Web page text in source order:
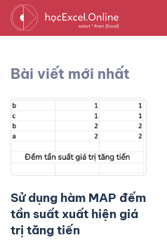
Bài viết mới nhất
Sử dụng hàm MAP đếm
tần suất xuất hiện giá
trị tăng tiến